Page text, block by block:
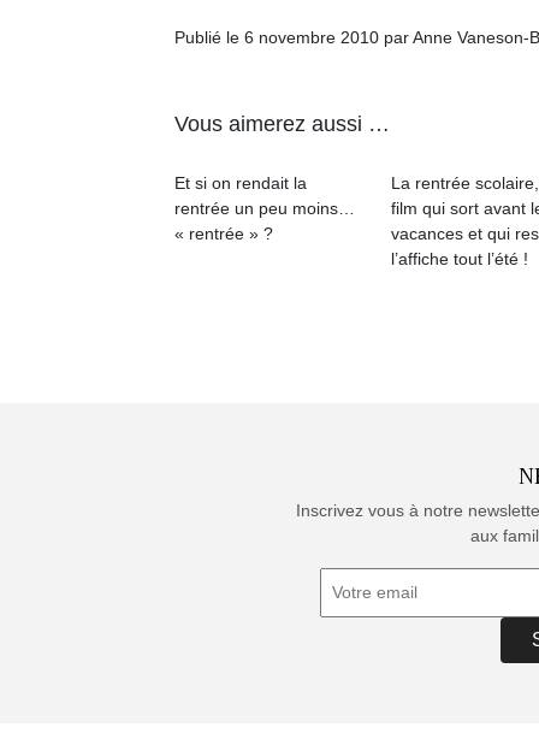
Publié le 6 novembre 2010 par Anne Vaneson-
Vous aimerez aussi …
Et si on rendait la
rentrée un peu moins…
« rentrée » ?
La rentrée
film qui sort avant
vacances et qui
l’affiche tout l’été !
Inscrivez vous à notre
aux